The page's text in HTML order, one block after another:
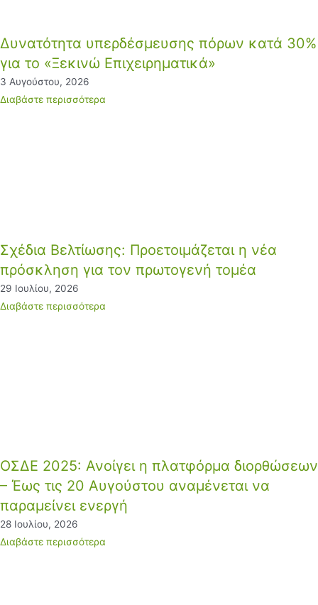
Δυνατότητα υπερδέσμευσης πόρων κατά 30%
για το «Ξεκινώ Επιχειρηματικά»
3 Αυγούστου, 2026
Διαβάστε περισσότερα
Σχέδια Βελτίωσης: Προετοιμάζεται η νέα
πρόσκληση για τον πρωτογενή τομέα
29 Ιουλίου, 2026
Διαβάστε περισσότερα
ΟΣΔΕ 2025: Ανοίγει η πλατφόρμα διορθώσεων
– Έως τις 20 Αυγούστου αναμένεται να
παραμείνει ενεργή
28 Ιουλίου, 2026
Διαβάστε περισσότερα